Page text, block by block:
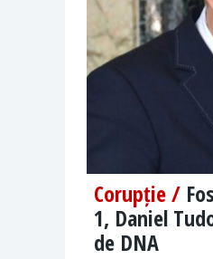
Corupție /
1, Daniel
de DNA